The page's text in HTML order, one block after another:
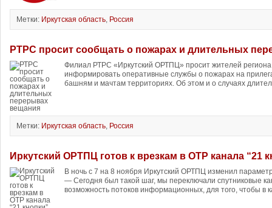
Метки: Иркутская область, Россия
РТРС просит сообщать о пожарах и длительных
Филиал РТРС «Иркутский ОРТПЦ» просит жителей
информировать оперативные службы о пожарах на
башням и мачтам территориях. Об этом и о случаях
Метки: Иркутская область, Россия
Иркутский ОРТПЦ готов к врезкам в ОТР канала “21
В ночь с 7 на 8 ноября Иркутский ОРТПЦ изменил
— Сегодня был такой шаг, мы переключали спутниковые
возможность потоков информационных, для того, чтобы в